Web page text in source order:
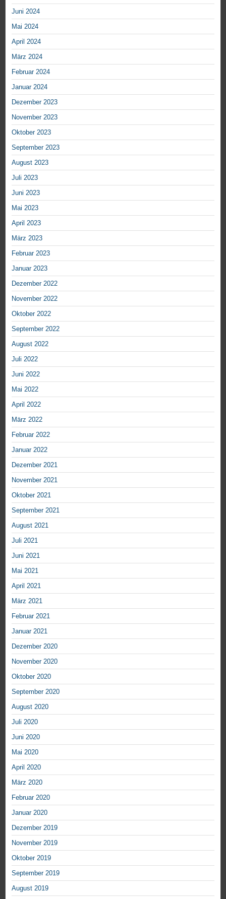
Juni 2024
Mai 2024
April 2024
März 2024
Februar 2024
Januar 2024
Dezember 2023
November 2023
Oktober 2023
September 2023
August 2023
Juli 2023
Juni 2023
Mai 2023
April 2023
März 2023
Februar 2023
Januar 2023
Dezember 2022
November 2022
Oktober 2022
September 2022
August 2022
Juli 2022
Juni 2022
Mai 2022
April 2022
März 2022
Februar 2022
Januar 2022
Dezember 2021
November 2021
Oktober 2021
September 2021
August 2021
Juli 2021
Juni 2021
Mai 2021
April 2021
März 2021
Februar 2021
Januar 2021
Dezember 2020
November 2020
Oktober 2020
September 2020
August 2020
Juli 2020
Juni 2020
Mai 2020
April 2020
März 2020
Februar 2020
Januar 2020
Dezember 2019
November 2019
Oktober 2019
September 2019
August 2019